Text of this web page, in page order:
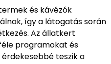
és kávézók
így a látogatás során
Az állatkert
programokat és
teszik a